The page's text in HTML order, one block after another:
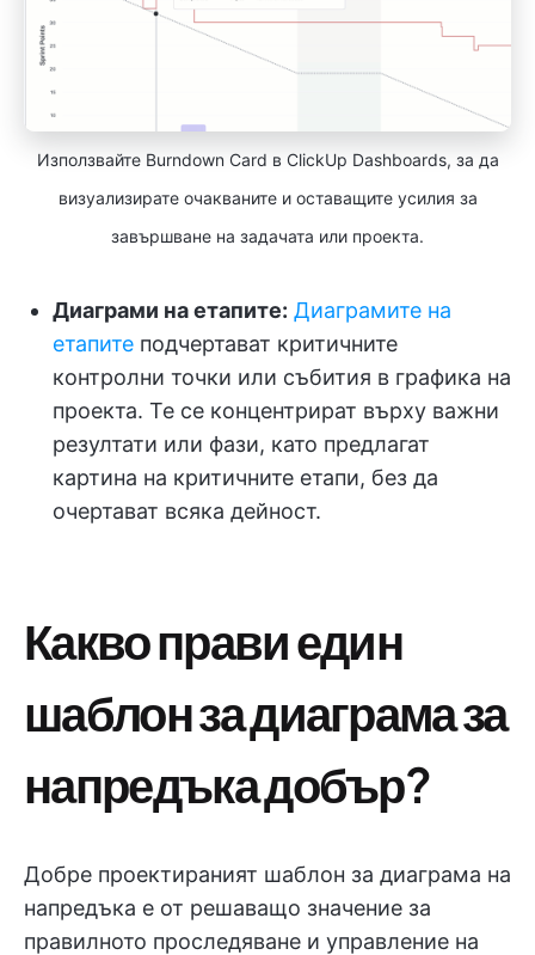
Използвайте Burndown Card в ClickUp Dashboards, за да
визуализирате очакваните и оставащите усилия за
завършване на задачата или проекта.
Диаграми на етапите: Диаграмите на
етапите подчертават критичните
контролни точки или събития в графика на
проекта. Те се концентрират върху важни
резултати или фази, като предлагат
картина на критичните етапи, без да
очертават всяка дейност.
Какво прави един
шаблон за диаграма за
напредъка добър?
Добре проектираният шаблон за диаграма на
напредъка е от решаващо значение за
правилното проследяване и управление на